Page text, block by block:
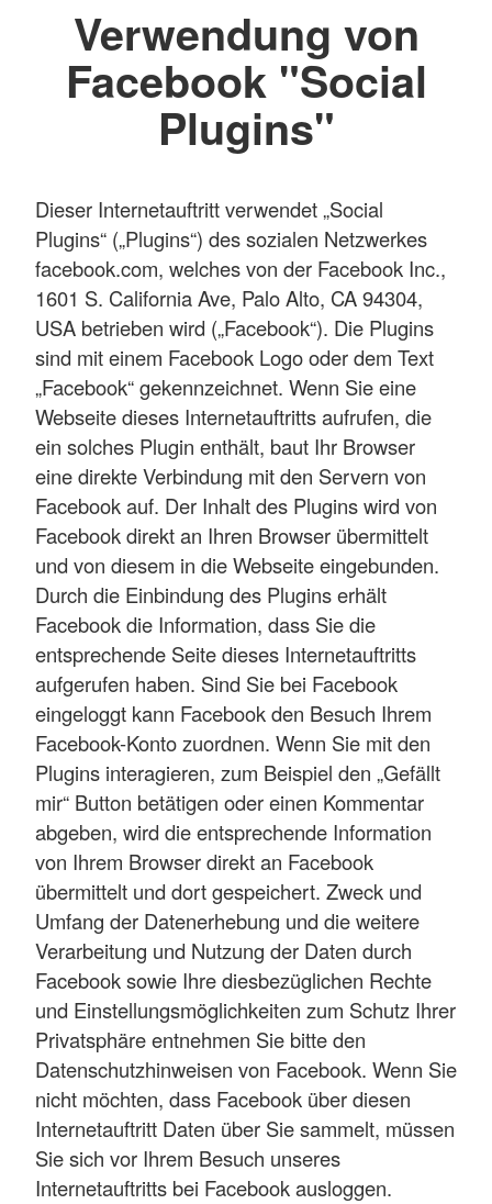
Verwendung von
Facebook "Social
Plugins"
Dieser Internetauftritt verwendet „Social
Plugins“ („Plugins“) des sozialen Netzwerkes
facebook.com, welches von der Facebook Inc.,
1601 S. California Ave, Palo Alto, CA 94304,
USA betrieben wird („Facebook“). Die Plugins
sind mit einem Facebook Logo oder dem Text
„Facebook“ gekennzeichnet. Wenn Sie eine
Webseite dieses Internetauftritts aufrufen, die
ein solches Plugin enthält, baut Ihr Browser
eine direkte Verbindung mit den Servern von
Facebook auf. Der Inhalt des Plugins wird von
Facebook direkt an Ihren Browser übermittelt
und von diesem in die Webseite eingebunden.
Durch die Einbindung des Plugins erhält
Facebook die Information, dass Sie die
entsprechende Seite dieses Internetauftritts
aufgerufen haben. Sind Sie bei Facebook
eingeloggt kann Facebook den Besuch Ihrem
Facebook-Konto zuordnen. Wenn Sie mit den
Plugins interagieren, zum Beispiel den „Gefällt
mir“ Button betätigen oder einen Kommentar
abgeben, wird die entsprechende Information
von Ihrem Browser direkt an Facebook
übermittelt und dort gespeichert. Zweck und
Umfang der Datenerhebung und die weitere
Verarbeitung und Nutzung der Daten durch
Facebook sowie Ihre diesbezüglichen Rechte
und Einstellungsmöglichkeiten zum Schutz Ihrer
Privatsphäre entnehmen Sie bitte den
Datenschutzhinweisen von Facebook. Wenn Sie
nicht möchten, dass Facebook über diesen
Internetauftritt Daten über Sie sammelt, müssen
Sie sich vor Ihrem Besuch unseres
Internetauftritts bei Facebook ausloggen.